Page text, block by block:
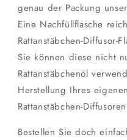
genau der Packung
Eine Nachfüllflasche
Rattanstäbchen-Diffusor-
Sie können diese nicht
Rattanstäbchenöl
Herstellung Ihres
Rattanstäbchen-
Bestellen Sie doch